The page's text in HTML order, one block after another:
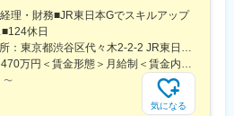
ルでユニークかつ魅力的な案件に関わ
ることで、高い付加価値を創出し、企業
ベンチャースピリットを持っており、自
い仕事を追求しています。
Pte. Ltd.
理・財務■JR東日本Gでスキルアップ
休日
＜勤務地詳細1＞本社住所：東京都渋谷区代々木2-2-2 JR東日本本社ビル9階受動喫煙対策：屋内全面禁煙＜勤務地詳細2＞東京都内オフィス住所：東京都23区内 受動喫煙対策：屋内全面禁煙変更の範囲：会社の定める事業所（リモートワーク含む）
＜予定年収＞410万円～470万円＜賃金形態＞月給制＜賃金内訳＞月額（基本給）：240,000円～250,000円＜月給＞240,000円～250,000円＜昇給有無＞有＜残業手当＞有＜給与補足＞※想定年収には残業月20Hも含めています■昇給：年1回■賞与：年2回(合計3.0ヶ月程度)※総合職：計6.0ヶ月程度■モデル年収総合職（課長）900万円総合職（マネージャー）630万円総合職（主任）520万円エリア（課員）410万円賃金はあくまでも目安の金額であり、選考を通じて上下する可能性があります。月給(月額)は固定手当を含めた表記です。
〜
気になる